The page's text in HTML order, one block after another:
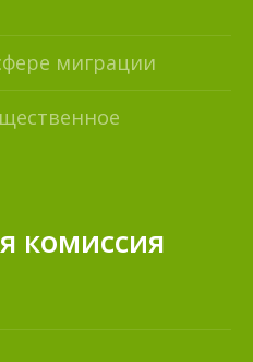
миграции
комиссия